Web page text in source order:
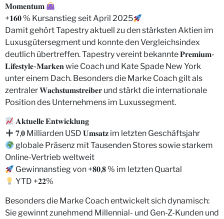
𝐌𝐨𝐦𝐞𝐧𝐭𝐮𝐦
+𝟏𝟔𝟎 % Kursanstieg seit April 2025
Damit gehört Tapestry aktuell zu den stärksten Aktien im
Luxusgütersegment und konnte den Vergleichsindex
deutlich übertreffen. Tapestry vereint bekannte 𝐏𝐫𝐞𝐦𝐢𝐮𝐦-
𝐋𝐢𝐟𝐞𝐬𝐭𝐲𝐥𝐞-𝐌𝐚𝐫𝐤𝐞𝐧 wie Coach und Kate Spade New York
unter einem Dach. Besonders die Marke Coach gilt als
zentraler 𝐖𝐚𝐜𝐡𝐬𝐭𝐮𝐦𝐬𝐭𝐫𝐞𝐢𝐛𝐞𝐫 und stärkt die internationale
Position des Unternehmens im Luxussegment.
𝐀𝐤𝐭𝐮𝐞𝐥𝐥𝐞 𝐄𝐧𝐭𝐰𝐢𝐜𝐤𝐥𝐮𝐧𝐠
𝟕,𝟎 Milliarden USD 𝐔𝐦𝐬𝐚𝐭𝐳 im letzten Geschäftsjahr
globale Präsenz mit Tausenden Stores sowie starkem
Online-Vertrieb weltweit
Gewinnanstieg von +𝟖𝟎,𝟖 % im letzten Quartal
YTD +𝟐𝟐%
Besonders die Marke Coach entwickelt sich dynamisch:
Sie gewinnt zunehmend Millennial- und Gen-Z-Kunden und